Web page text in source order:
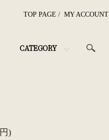
CATEGORY
TOP PAGE / MY ACCOUNT
)